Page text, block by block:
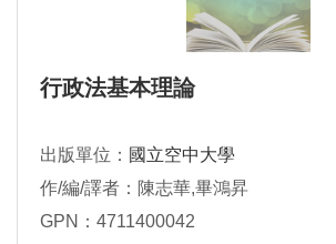
行政法基本理論
出版單位： 國立空中大學
作/編/譯者：陳志華,畢鴻昇
GPN：4711400042